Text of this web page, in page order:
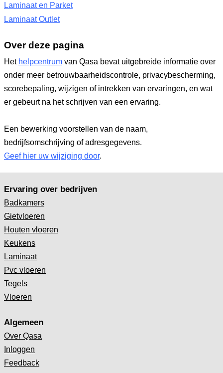
Laminaat en Parket
Laminaat Outlet
Over deze pagina
Het helpcentrum van Qasa bevat uitgebreide informatie over
onder meer betrouwbaarheidscontrole, privacybescherming,
scorebepaling, wijzigen of intrekken van ervaringen, en wat
er gebeurt na het schrijven van een ervaring.
Een bewerking voorstellen van de naam,
bedrijfsomschrijving of adresgegevens.
Geef hier uw wijziging door.
Ervaring over bedrijven
Badkamers
Gietvloeren
Houten vloeren
Keukens
Laminaat
Pvc vloeren
Tegels
Vloeren
Algemeen
Over Qasa
Inloggen
Feedback